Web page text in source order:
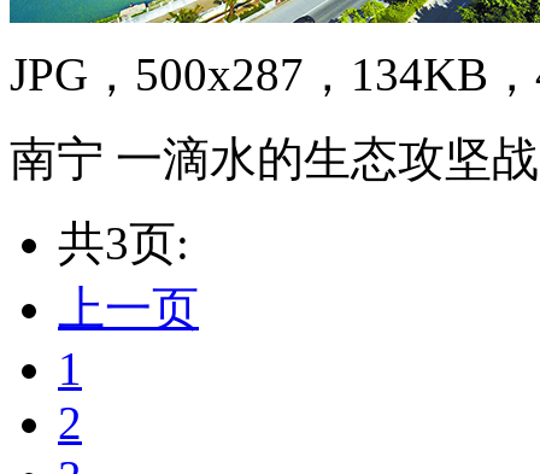
JPG，500x287，134KB
南宁 一滴水的生态攻坚战
共3页:
上一页
1
2